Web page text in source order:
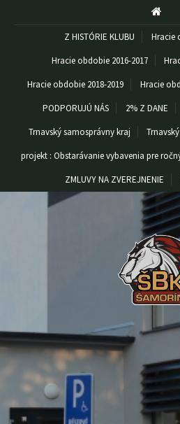
Z HISTÓRIE KLUBU
Hracie
Hracie obdobie 2016-2017
Hracie obdobie 2018-2019
Hracie
PODPORUJÚ NÁS
2% Z DANE
Trnavský samosprávny kraj
projekt : Obstarávanie vybavenia pre
ZMLUVY NA ZVEREJNENIE